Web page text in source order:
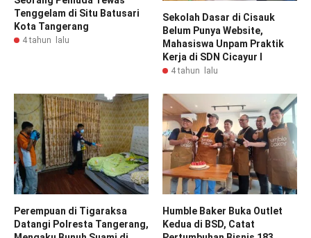
Tenggelam di Situ Batusari
Kota Tangerang
4 tahun lalu
Sekolah Dasar di Cisauk
Belum Punya Website,
Mahasiswa Unpam Praktik
Kerja di SDN Cicayur I
4 tahun lalu
Perempuan di Tigaraksa
Datangi Polresta Tangerang,
Humble Baker Buka Outlet
Kedua di BSD, Catat